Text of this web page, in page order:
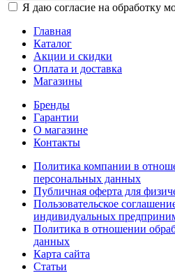
Я даю согласие на обработку
Главная
Каталог
Акции и скидки
Оплата и доставка
Магазины
Бренды
Гарантии
О магазине
Контакты
Политика компании в
персональных данных
Публичная оферта для
Пользовательское
индивидуальных
Политика в отношении
данных
Карта сайта
Статьи